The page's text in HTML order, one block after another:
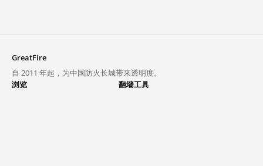
GreatFire
自 2011 年起，为中国防火长城带来透明度。
浏览
翻墙工具